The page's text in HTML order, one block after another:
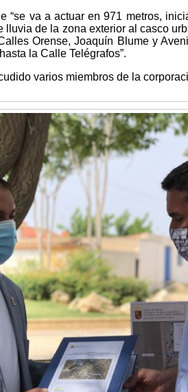
“se va a actuar en 971 metros,
lluvia de la zona exterior al casco
Orense, Joaquín Blume y
la Calle Telégrafos”.
varios miembros de la